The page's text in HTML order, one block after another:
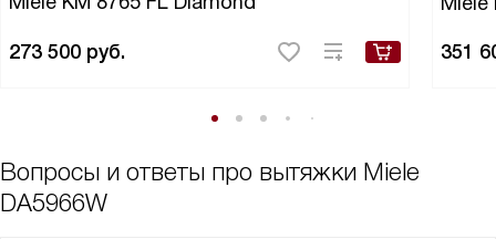
273 500 руб. 351
Вопросы и ответы про вытяжки Miele
DA5966W